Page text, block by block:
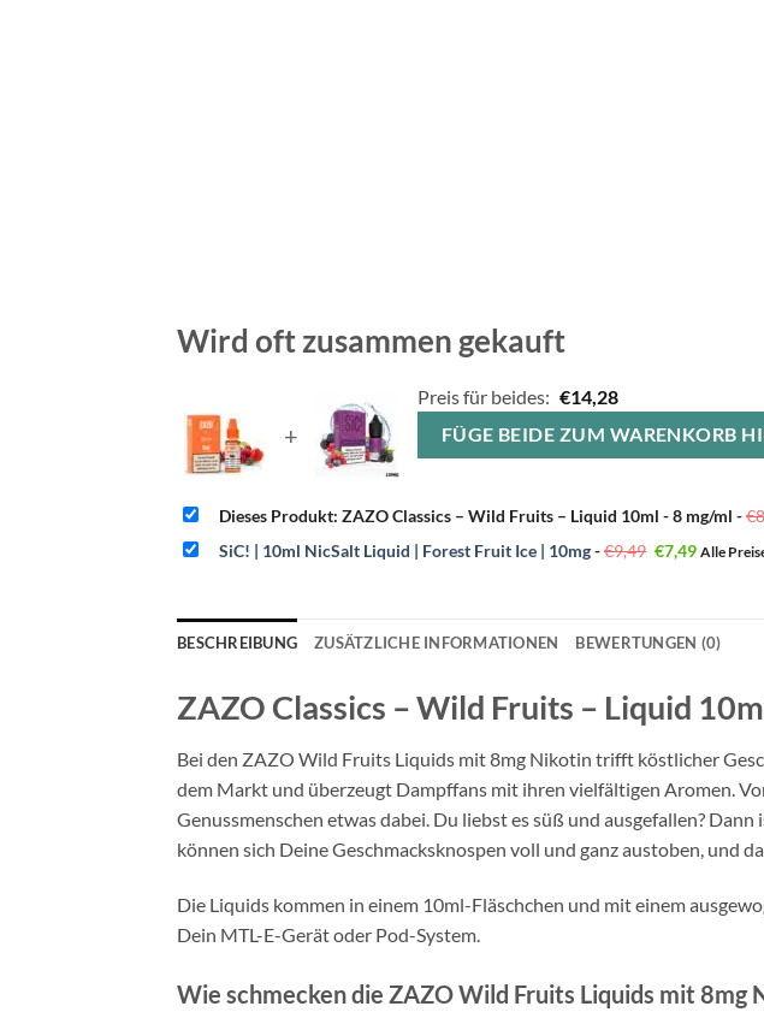
Wird oft zusammen gekauft
+
Preis für beides: €14,28
FÜGE BEIDE ZUM WARENKORB
Dieses Produkt: ZAZO Classics – Wild Fruits – Liquid 10ml - 8 mg/ml -€
SiC! | 10ml NicSalt Liquid | Forest Fruit Ice | 10mg-€9,49 Ursprünglicher
Preis
€7,49Aktueller
Preis
Alle
BESCHREIBUNG ZUSÄTZLICHE INFORMATIONEN BEWERTUNGEN (0)
ZAZO Classics – Wild Fruits – Liquid
Bei den ZAZO Wild Fruits Liquids mit 8mg Nikotin trifft köstlicher
dem Markt und überzeugt Dampffans mit ihren vielfältigen Aromen.
Genussmenschen etwas dabei. Du liebst es süß und ausgefallen?
können sich Deine Geschmacksknospen voll und ganz austoben, und
Die Liquids kommen in einem 10ml-Fläschchen und mit einem
Dein MTL-E-Gerät oder Pod-System.
Wie schmecken die ZAZO Wild Fruits Liquids mit 8mg